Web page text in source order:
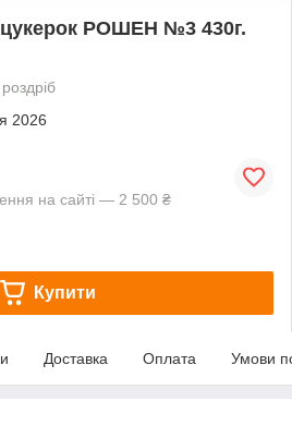
цукерок РОШЕН №3 430г.
2026
на сайті — 2 500 ₴
Купити
Доставка Оплата Умови